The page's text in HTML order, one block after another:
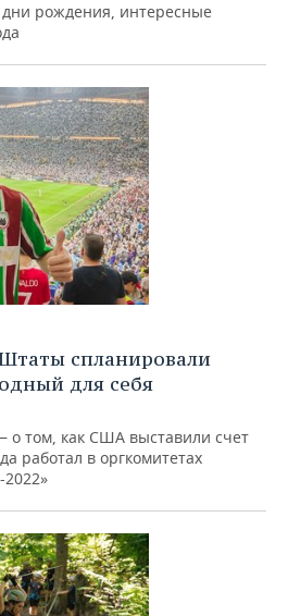
рождения, интересные
спланировали
для себя
о том, как США выставили счет
работал в оргкомитетах
2022»